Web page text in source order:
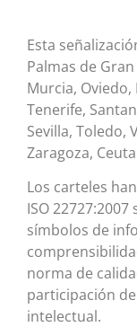
Esta
Palmas de
Murcia, Oviedo,
Tenerife,
Sevilla, Toledo,
Zaragoza,
Los carteles
ISO
símbolos de
norma de
participación
intelectual.